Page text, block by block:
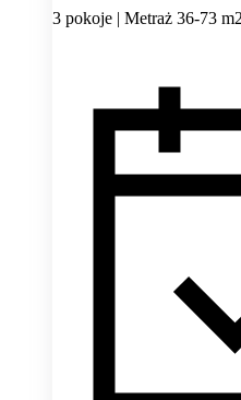
3 pokoje | Metraż 36-73 m2